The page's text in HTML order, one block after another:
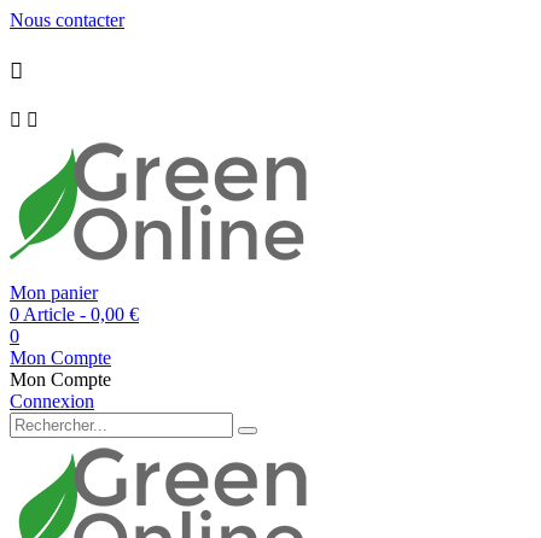
Nous contacter

 
Mon panier
0 Article - 0,00 €
0
Mon Compte
Mon Compte
Connexion